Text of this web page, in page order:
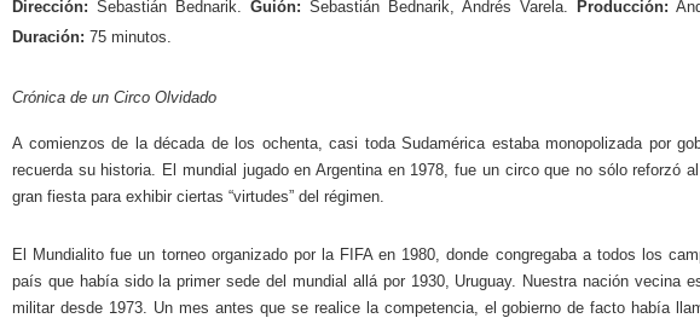
Dirección: Sebastián Bednarik. Guión: Sebastián Bednarik, Andrés Varela Producción:
Duración: 75 minutos.
Crónica de un Circo Olvidado
A comienzos de la década de los ochenta, casi toda Sudamérica estaba monopolizada por
recuerda su historia. El mundial jugado en Argentina en 1978, fue un circo que no sólo reforzó
gran fiesta para exhibir ciertas “virtudes” del régimen.
El Mundialito fue un torneo organizado por la FIFA en 1980, donde congregaba a todos los
país que había sido la primer sede del mundial allá por 1930, Uruguay. Nuestra nación vecina
militar desde 1973. Un mes antes que se realice la competencia, el gobierno de facto había